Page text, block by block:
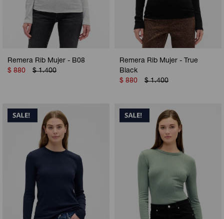
Remera Rib Mujer - B08
$ 880 $ 1.400
Remera Rib Mujer - True
Black
$ 880 $ 1.400